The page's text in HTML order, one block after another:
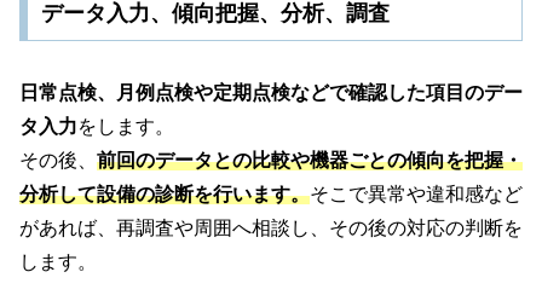
データ入力、傾向把握、分析、調査
日常点検、月例点検や定期点検などで確認した項目のデー
タ入力をします。
その後、 前回のデータとの比較や機器ごとの傾向を把握・
分析して設備の診断を行います。そこで異常や違和感など
があれば、再調査や周囲へ相談し、その後の対応の判断を
します。